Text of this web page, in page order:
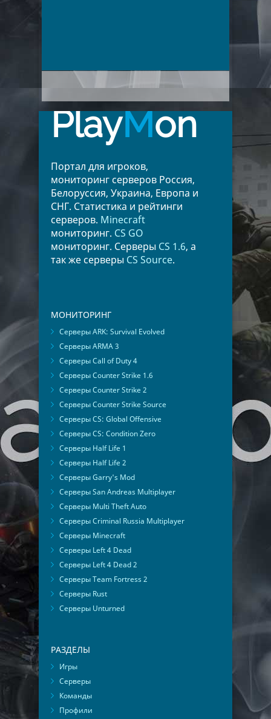
PlayMon
Портал для игроков,
мониторинг серверов Россия,
Белоруссия, Украина, Европа и
СНГ. Статистика и рейтинги
серверов. Minecraft
мониторинг. CS GO
мониторинг. Серверы CS 1.6, а
так же серверы CS Source.
МОНИТОРИНГ
Серверы ARK: Survival Evolved
Серверы ARMA 3
Серверы Call of Duty 4
Серверы Counter Strike 1.6
Серверы Counter Strike 2
Серверы Counter Strike Source
Серверы CS: Global Offensive
Серверы CS: Condition Zero
Серверы Half Life 1
Серверы Half Life 2
Серверы Garry's Mod
Серверы San Andreas Multiplayer
Серверы Multi Theft Auto
Серверы Criminal Russia Multiplayer
Серверы Minecraft
Серверы Left 4 Dead
Серверы Left 4 Dead 2
Серверы Team Fortress 2
Серверы Rust
Серверы Unturned
РАЗДЕЛЫ
Игры
Серверы
Команды
Профили